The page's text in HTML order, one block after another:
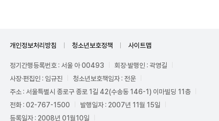
개인정보처리방침 청소년보호정책 사이트맵
정기간행등록번호 : 서울 아 00493
회장·발행인 : 곽영길
사장·편집인 : 임규진
청소년보호책임자 : 전운
주소 : 서울특별시 종로구 종로 1길 42(수송동 146-1) 이마빌딩 11층
전화 : 02-767-1500
발행일자 : 2007년 11월 15일
등록일자 : 2008년 01월10일